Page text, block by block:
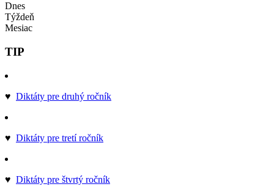
Dnes
Týždeň
Mesiac
TIP
♥ Diktáty pre druhý ročník
♥ Diktáty pre tretí ročník
♥ Diktáty pre štvrtý ročník